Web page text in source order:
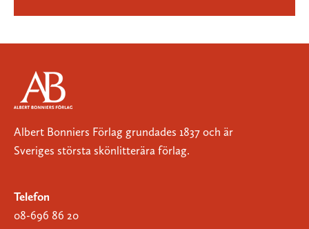
Albert Bonniers Förlag grundades 1837 och är
Sveriges största skönlitterära förlag.
Telefon
08-696 86 20